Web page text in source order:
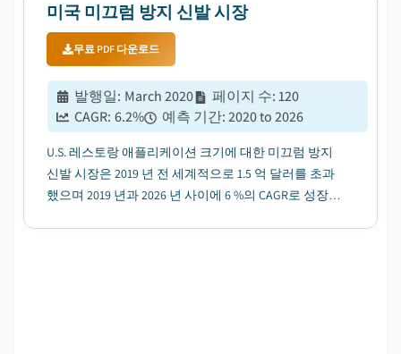
미국 미끄럼 방지 신발 시장
무료 PDF 다운로드
발행일: March 2020 페이지 수:120
CAGR: 6.2% 예측 기간:2020 to 2026
U.S. 레스토랑 애플리케이션 크기에 대한 미끄럼 방지
신발 시장은 2019 년 전 세계적으로 1.5 억 달러를 초과
했으며 2019 년과 2026 년 사이에 6 %의 CAGR로 성장할